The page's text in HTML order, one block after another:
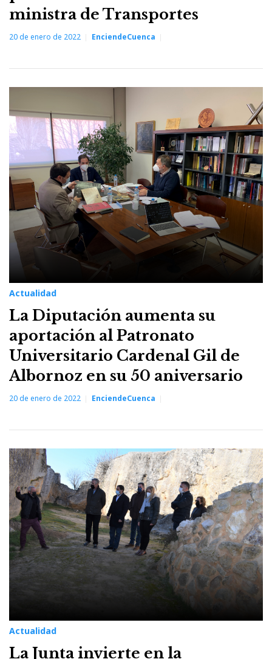
ministra de Transportes
20 de enero de 2022 EnciendeCuenca
Actualidad
La Diputación aumenta su
aportación al Patronato
Universitario Cardenal Gil de
Albornoz en su 50 aniversario
20 de enero de 2022 EnciendeCuenca
Actualidad
La Junta invierte en la